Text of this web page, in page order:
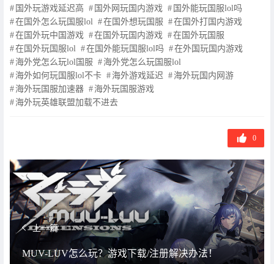
国外玩游戏延迟高
国外网玩国内游戏
国外能玩国服lol吗
在国外怎么玩国服lol
在国外想玩国服
在国外打国内游戏
在国外玩中国游戏
在国外玩国内游戏
在国外玩国服
在国外玩国服lol
在国外能玩国服lol吗
在外国玩国内游戏
海外党怎么玩lol国服
海外党怎么玩国服lol
海外如何玩国服lol不卡
海外游戏延迟
海外玩国内网游
海外玩国服加速器
海外玩国服游戏
海外玩英雄联盟加载不进去
0
上一篇
MUV-LUV怎么玩？游戏下载/注册解决办法！